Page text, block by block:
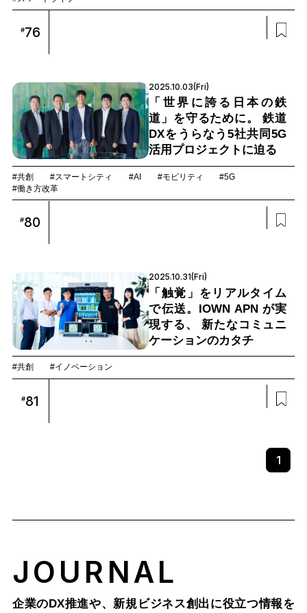
#76
2025.10.03(Fri)
「世界に誇る日本の鉄
道」を守るために。 鉄道
DXをうらなう5社共同5G
活用プロジェクトに迫る
#共創 #スマートシティ #AI #モビリティ
#5G
#働き方改革
#80
2025.10.31(Fri)
「触覚」をリアルタイム
で伝送。IOWN APN が実
現する、 新たなコミュニ
ケーションのカタチ
#共創 #イノベーション
#81
1
JOURNAL
企業のDX推進や、新規ビジネス創出に役立つ情報を